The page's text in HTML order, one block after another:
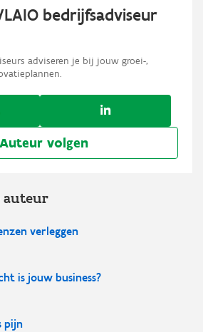
bedrijfsadviseur
adviseren je bij jouw groei-,
in
Auteur volgen
auteur
verleggen
is jouw business?
pijn